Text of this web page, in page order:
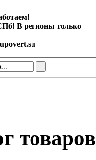
В регионы только
товаров